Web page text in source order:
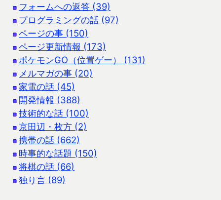
フォームへの返答 (39)
プログラミングの話 (97)
ページの事 (150)
ページ更新情報 (173)
ポケモンGO（位置ゲー） (131)
メルマガの事 (20)
家電の話 (45)
開発情報 (388)
技術的な話 (100)
京田辺・枚方 (2)
携帯の話 (662)
時事的な話題 (150)
将棋の話 (66)
独り言 (89)